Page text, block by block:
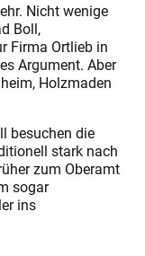
Nicht wenige
Boll,
Firma Ortlieb in
Argument. Aber
Holzmaden
besuchen die
stark nach
zum Oberamt
sogar
ins